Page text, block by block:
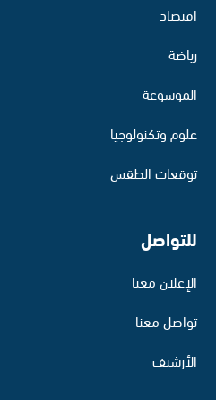
اقتصاد
رياضة
الموسوعة
علوم وتكنولوجيا
توقعات الطقس
للتواصل
الإعلان معنا
تواصل معنا
الأرشيف